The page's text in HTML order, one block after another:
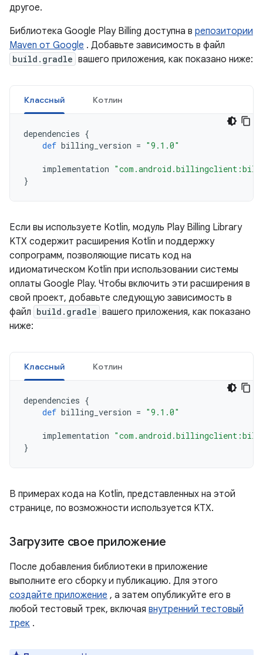
другое.
Библиотека Google Play Billing доступна в репозитории
Maven от Google . Добавьте зависимость в файл
build.gradle вашего приложения, как показано ниже:
Классный Котлин
dependencies {
def billing_version = "9.1.0"
implementation
}
Если вы используете Kotlin, модуль Play Billing Library
KTX содержит расширения Kotlin и поддержку
сопрограмм, позволяющие писать код на
идиоматическом Kotlin при использовании системы
оплаты Google Play. Чтобы включить эти расширения в
свой проект, добавьте следующую зависимость в
файл build.gradle вашего приложения, как показано
ниже:
Классный Котлин
dependencies {
def billing_version = "9.1.0"
implementation
}
В примерах кода на Kotlin, представленных на этой
странице, по возможности используется KTX.
Загрузите свое приложение
После добавления библиотеки в приложение
выполните его сборку и публикацию. Для этого
создайте приложение , а затем опубликуйте его в
любой тестовый трек, включая внутренний тестовый
трек .